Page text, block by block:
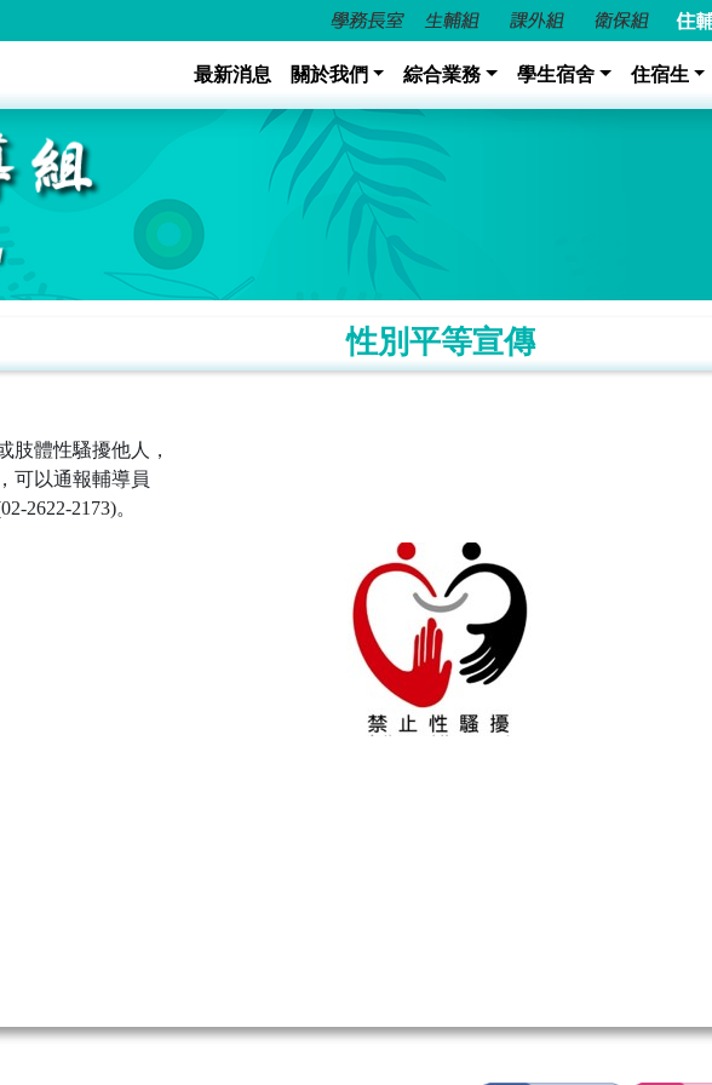
最新消息 關於我們 綜合業務 學生宿舍 住宿生
性別平等宣傳
肢體性騷擾他人，
可以通報輔導員
2622-2173)。